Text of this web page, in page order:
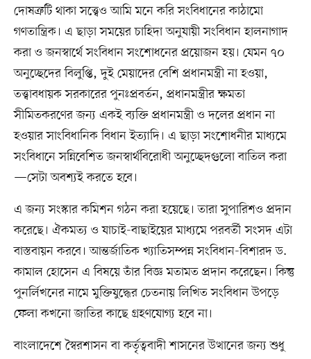
দোষত্রুটি থাকা সত্ত্বেও আমি মনে করি সংবিধানের কাঠামো
গণতান্ত্রিক। এ ছাড়া সময়ের চাহিদা অনুযায়ী সংবিধান হালনাগাদ
করা ও জনস্বার্থে সংবিধান সংশোধনের প্রয়োজন হয়। যেমন ৭০
অনুচ্ছেদের বিলুপ্তি, দুই মেয়াদের বেশি প্রধানমন্ত্রী না হওয়া,
তত্ত্বাবধায়ক সরকারের পুনঃপ্রবর্তন, প্রধানমন্ত্রীর ক্ষমতা
সীমিতকরণের জন্য একই ব্যক্তি প্রধানমন্ত্রী ও দলের প্রধান না
হওয়ার সাংবিধানিক বিধান ইত্যাদি। এ ছাড়া সংশোধনীর মাধ্যমে
সংবিধানে সন্নিবেশিত জনস্বার্থবিরোধী অনুচ্ছেদগুলো বাতিল করা
—সেটা অবশ্যই করতে হবে।
এ জন্য সংস্কার কমিশন গঠন করা হয়েছে। তারা সুপারিশও প্রদান
করেছে। ঐকমত্য ও যাচাই-বাছাইয়ের মাধ্যমে পরবর্তী সংসদ এটা
বাস্তবায়ন করবে। আন্তর্জাতিক খ্যাতিসম্পন্ন সংবিধান-বিশারদ ড.
কামাল হোসেন এ বিষয়ে তাঁর বিজ্ঞ মতামত প্রদান করেছেন। কিন্তু
পুনর্লিখনের নামে মুক্তিযুদ্ধের চেতনায় লিখিত সংবিধান উপড়ে
ফেলা কখনো জাতির কাছে গ্রহণযোগ্য হবে না।
বাংলাদেশে স্বৈরশাসন বা কর্তৃত্ববাদী শাসনের উত্থানের জন্য শুধু